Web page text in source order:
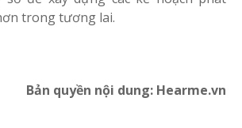
trong tương lai.
Bản quyền nội dung: Hearme.vn